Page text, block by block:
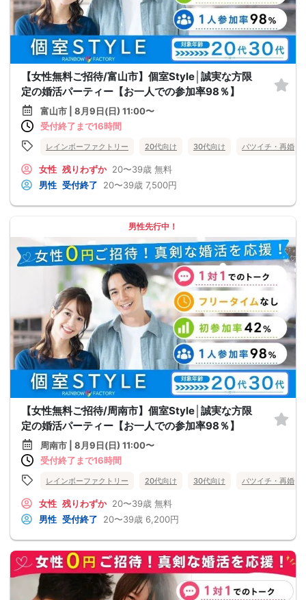
【女性無料ご招待/富山市】個室Style│誠実な方限
定の婚活パーティー【お一人での参加率98％】
富山市 | 8月9日(日) 11:00〜
受付終了まで16時間
レインボーファクトリー 20代向け 30代向け バツイチ・再婚
女性 残りわずか 20〜39歳 無料
男性 受付終了 20〜39歳 7,500円
男性先行中！
【女性無料ご招待/周南市】個室Style│誠実な方限
定の婚活パーティー【お一人での参加率98％】
周南市 | 8月9日(日) 11:00〜
受付終了まで16時間
レインボーファクトリー 20代向け 30代向け バツイチ・再婚
女性 残りわずか 20〜39歳 無料
男性 受付終了 20〜39歳 6,200円